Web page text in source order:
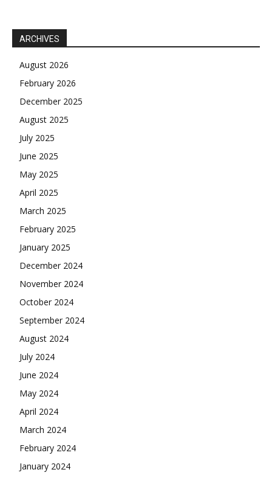
ARCHIVES
August 2026
February 2026
December 2025
August 2025
July 2025
June 2025
May 2025
April 2025
March 2025
February 2025
January 2025
December 2024
November 2024
October 2024
September 2024
August 2024
July 2024
June 2024
May 2024
April 2024
March 2024
February 2024
January 2024